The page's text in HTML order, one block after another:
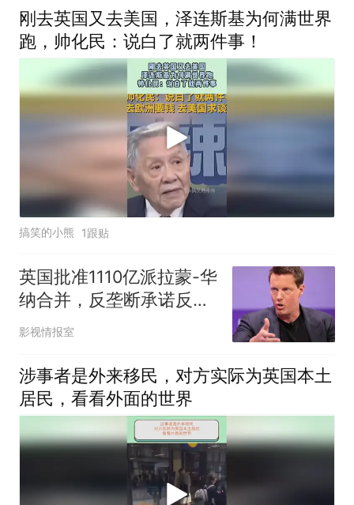
刚去英国又去美国，泽连斯基为何满世界
跑，帅化民：说白了就两件事！
搞笑的小熊 1跟贴
英国批准1110亿派拉蒙-华
纳合并，反垄断承诺反成
12州诉讼利器
影视情报室
涉事者是外来移民，对方实际为英国本土
居民，看看外面的世界